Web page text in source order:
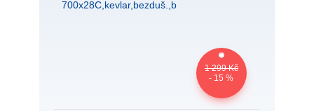
1 299 Kč
- 15 %